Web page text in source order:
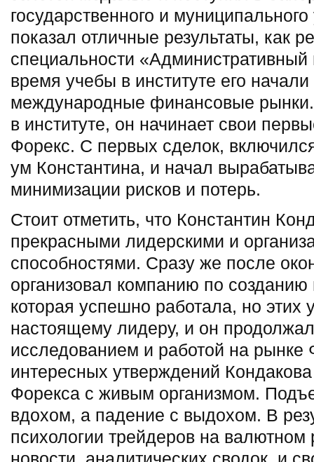
государственного и
показал отличные результаты, как
специальности
время учебы в институте его начали
международные финансовые
в институте, он начинает свои
Форекс. С первых сделок,
ум Константина, и начал
минимизации рисков и потерь.
Стоит отметить, что Константин
прекрасными лидерскими и
способностями. Сразу же после
организовал компанию по
которая успешно работала, но этих
настоящему лидеру, и он
исследованием и работой на
интересных утверждений
Форекса с живым организмом.
вдохом, а падение с выдохом. В
психологии трейдеров на валютном